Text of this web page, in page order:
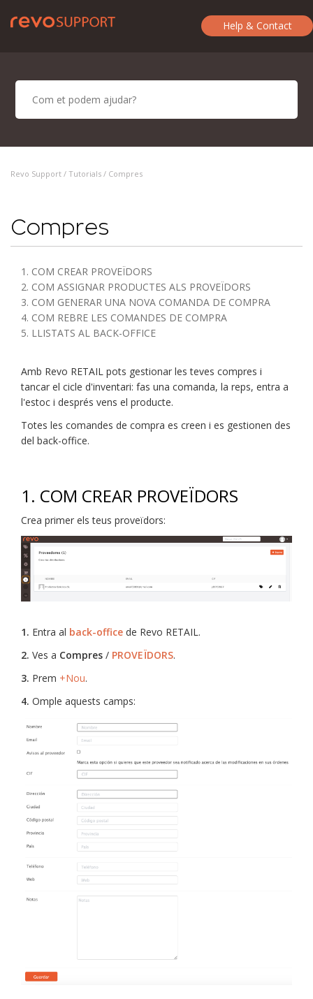
Help & Contact
Revo Support / Tutorials / Compres
Compres
1. COM CREAR PROVEÏDORS
2. COM ASSIGNAR PRODUCTES ALS PROVEÏDORS
3. COM GENERAR UNA NOVA COMANDA DE COMPRA
4. COM REBRE LES COMANDES DE COMPRA
5. LLISTATS AL BACK-OFFICE
Amb Revo RETAIL pots gestionar les teves compres i
tancar el cicle d'inventari: fas una comanda, la reps, entra a
l'estoc i després vens el producte.
Totes les comandes de compra es creen i es gestionen des
del back-office.
1. COM CREAR PROVEÏDORS
Crea primer els teus proveïdors:
1. Entra al back-office de Revo RETAIL.
2. Ves a Compres / PROVEÏDORS.
3. Prem +Nou.
4. Omple aquests camps: